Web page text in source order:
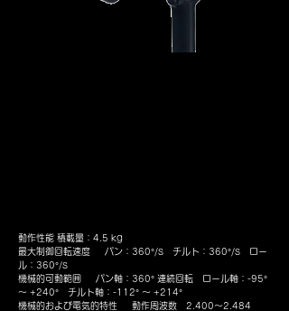
動作性能 積載量：4.5 kg
最大制御回転速度 パン：360°/s チルト：360°/s ロー
ル：360°/s
機械的可動範囲 パン軸：360° 連続回転 ロール軸：-95°
～ +240° チルト軸：-112° ～ +214°
機械的および電気的特性 動作周波数 2.400～2.484